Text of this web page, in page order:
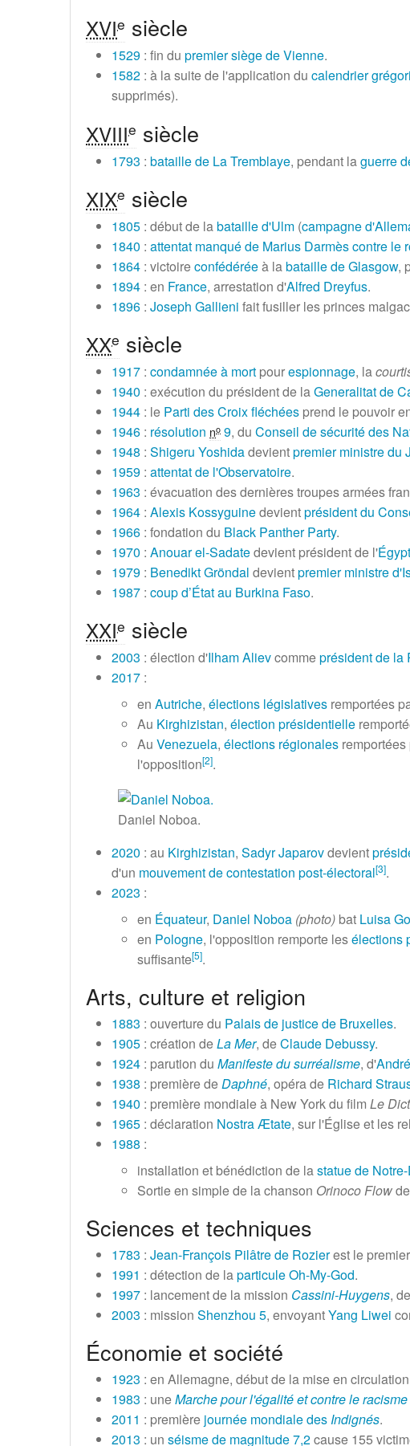
XVIe siècle
1529 : fin du premier siège de Vienne.
1582 : à la suite de l'application du calendrier
supprimés).
XVIIIe siècle
1793 : bataille de La Tremblaye, pendant la guerre
XIXe siècle
1805 : début de labataille d'Ulm (campagne
1840 : attentat manqué de Marius Darmès contre
1864 : victoireconfédéréeà labataille de Glasgow,
1894 : en France, arrestation d'Alfred Dreyfus.
1896 : Joseph Gallieni fait fusiller les princes
XXe siècle
1917 : condamnée à mort pourespionnage, la
1940 : exécution du président de laGeneralitat de
1944 : le Parti des Croix fléchées prend le pouvoir
1946 : résolution no 9, du Conseil de sécurité des
1948 : Shigeru Yoshidadevientpremier ministre du
1959 : attentat de l'Observatoire.
1963 : évacuation des dernières troupes armées
1964 : Alexis Kossyguinedevientprésident du
1966 : fondation du Black Panther Party.
1970 : Anouar el-Sadatedevient président de l'
1979 : Benedikt Gröndal devientpremier ministre
1987 : coup d’État au Burkina Faso.
XXIe siècle
2003 : élection d'Ilham Alievcommeprésident de la
2017 :
en Autriche, élections législatives remportées
Au Kirghizistan, élection présidentielle
Au Venezuela, élections régionales
l'opposition[2].
Daniel Noboa.
2020 : au Kirghizistan, Sadyr Japarovdevient
d'un mouvement de contestation post-électoral[3].
2023 :
en Équateur, Daniel Noboa (photo) bat Luisa
en Pologne, l'opposition remporte lesélections
suffisante[5].
Arts, culture et religion
1883 : ouverture du Palais de justice de Bruxelles.
1905 : création deLa Mer, deClaude Debussy.
1924 : parution du Manifeste du surréalisme, d'
1938 : première deDaphné, opéra de Richard
1940 : première mondiale à New York du film Le
1965 : déclaration Nostra Ætate, sur l'Église et les
1988 :
installation et bénédiction de lastatue de
Sortie en simple de la chanson Orinoco Flow
Sciences et techniques
1783 : Jean-François Pilâtre de Rozierest le
1991 : détection de laparticule Oh-My-God.
1997 : lancement de la mission Cassini-Huygens,
2003 : mission Shenzhou 5, envoyantYang Liwei
Économie et société
1923 : en Allemagne, début de la mise en
1983 : uneMarche pour l'égalité et contre le racisme
2011 : première journée mondiale desIndignés.
2013 : un séisme de magnitude 7,2cause 155